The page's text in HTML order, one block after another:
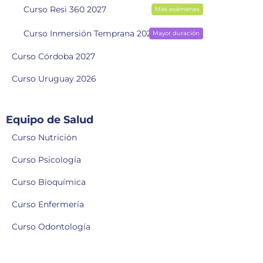
Curso Resi 360 2027 Más exámenes
Curso Inmersión Temprana 2028Mayor duración
Curso Córdoba 2027
Curso Uruguay 2026
Equipo de Salud
Curso Nutrición
Curso Psicología
Curso Bioquímica
Curso Enfermería
Curso Odontología